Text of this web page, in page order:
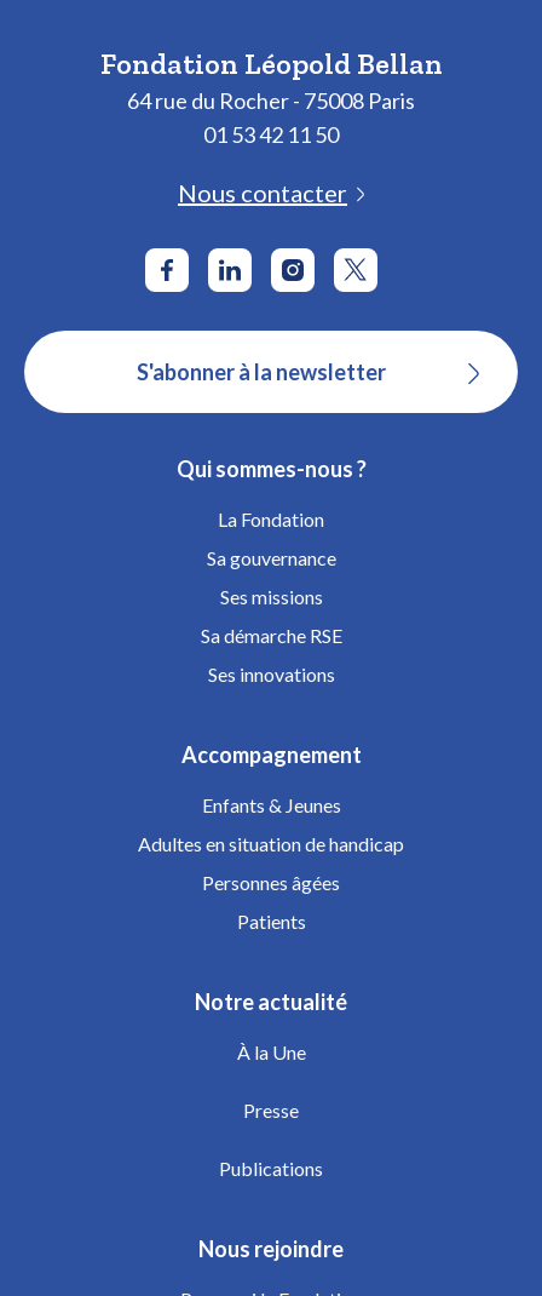
Fondation Léopold Bellan
64 rue du Rocher - 75008 Paris
01 53 42 11 50
Nous contacter
S'abonner à la newsletter
Qui sommes-nous ?
La Fondation
Sa gouvernance
Ses missions
Sa démarche RSE
Ses innovations
Accompagnement
Enfants & Jeunes
Adultes en situation de handicap
Personnes âgées
Patients
Notre actualité
À la Une
Presse
Publications
Nous rejoindre